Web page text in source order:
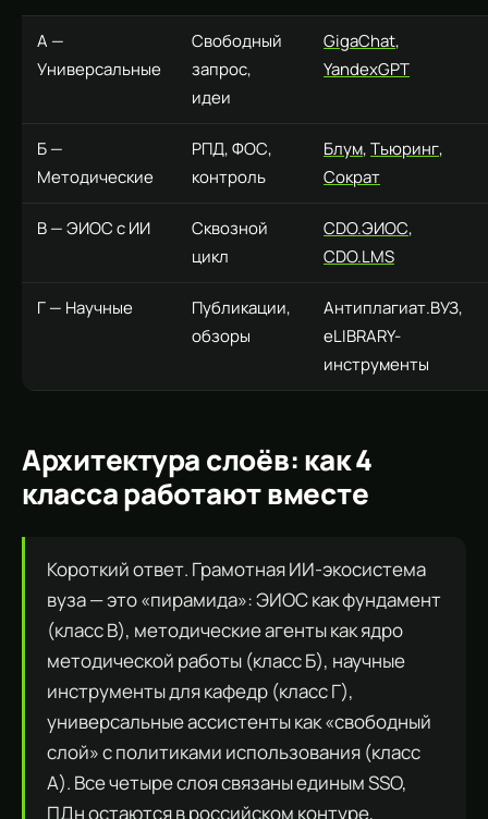
А —
Универсальные
Свободный
запрос,
идеи
GigaChat,
YandexGPT
Б —
Методические
РПД, ФОС,
контроль
Блум,Тьюринг,
Сократ
В — ЭИОС с ИИ
Сквозной
цикл
CDO.ЭИОС,
CDO.LMS
Г — Научные
Публикации,
обзоры
Антиплагиат.ВУЗ,
eLIBRARY-
инструменты
Архитектура слоёв: как 4
класса работают вместе
Короткий ответ. Грамотная ИИ-экосистема
вуза — это «пирамида»: ЭИОС как фундамент
(класс В), методические агенты как ядро
методической работы (класс Б), научные
инструменты для кафедр (класс Г),
универсальные ассистенты как «свободный
слой» с политиками использования (класс
А). Все четыре слоя связаны единым SSO,
ПДн остаются в российском контуре,